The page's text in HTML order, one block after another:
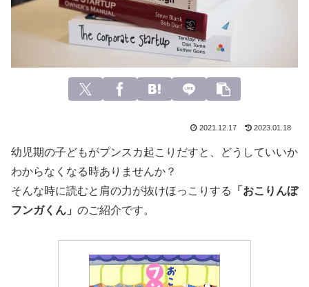
2021.12.17 2023.01.18
幼児期の子どもがプンスカ起こりだすと、どうしていいか
わからなくなる時ありませんか？
そんな時に読むと肩の力が抜けほっこりする
「おこりんぼ
フンガくん」 のご紹介です。